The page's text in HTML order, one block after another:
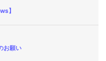
】
お願い